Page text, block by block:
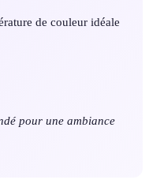
de couleur idéale
pour une ambiance